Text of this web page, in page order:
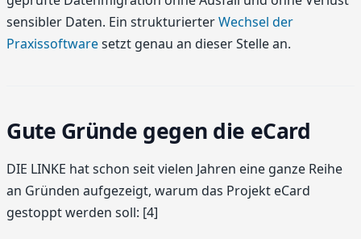
sensibler Daten. Ein strukturierterWechsel der
Praxissoftwaresetzt genau an dieser Stelle an.
Gute Gründe gegen die eCard
DIE LINKE hat schon seit vielen Jahren eine ganze Reihe
an Gründen aufgezeigt, warum das Projekt eCard
gestoppt werden soll: [4]